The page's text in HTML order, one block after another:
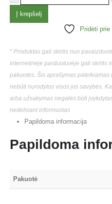
Į krepšelį
Pridėti
* Produktas gali skirtis nuo
internetinėje parduotuvėje gali skirtis
pakuotės. Šis aprašymas
nebūti nurodytos visos jos savybės.
arba užsakymas negalės būti
nedelsiant informuotas
Papildoma informacija
Papildoma
Pakuotė